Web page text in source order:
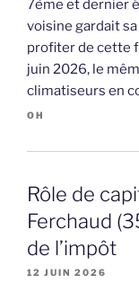
7ème et dernier
voisine gardait
profiter de cette
juin 2026, le
climatiseurs en
OH
Rôle de
Ferchaud
de l’impôt
12 JUIN 2026